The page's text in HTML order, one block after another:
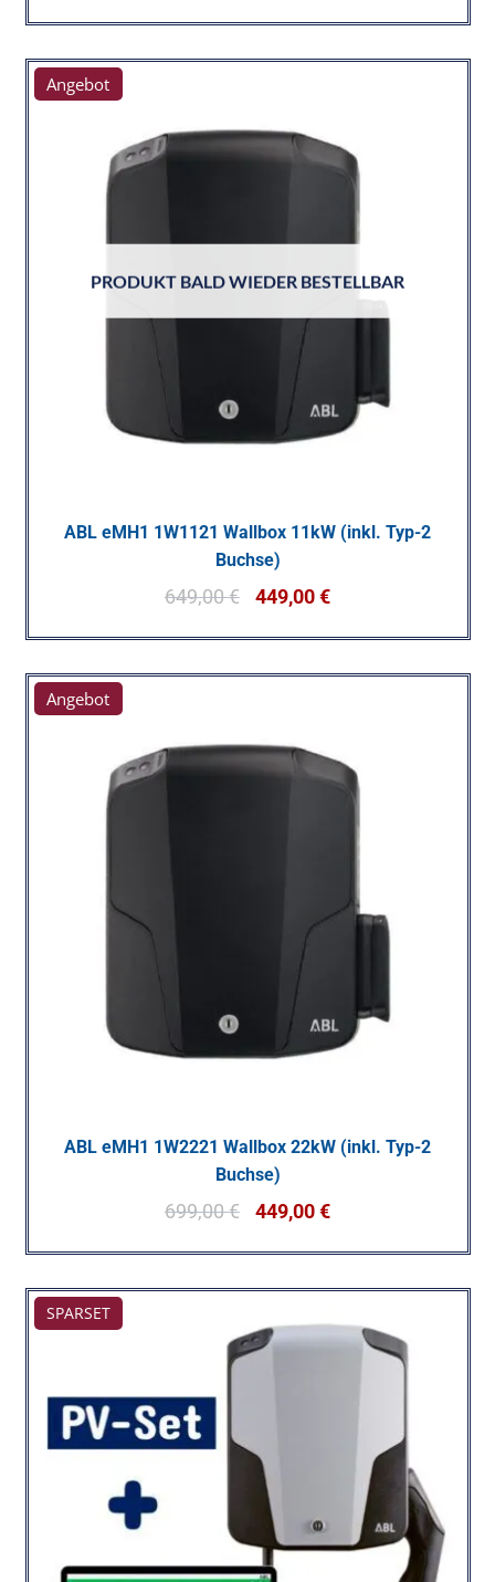
Angebot
PRODUKT BALD WIEDER BESTELLBAR
ABL eMH1 1W1121 Wallbox 11kW (inkl. Typ-2
Buchse)
649,00€ 449,00€
Angebot
ABL eMH1 1W2221 Wallbox 22kW (inkl. Typ-2
Buchse)
699,00€ 449,00€
SPARSET